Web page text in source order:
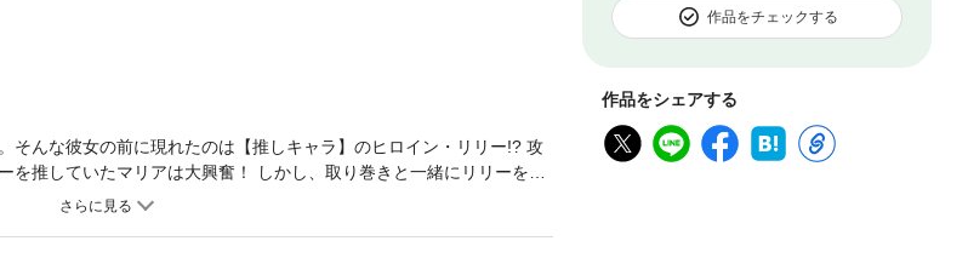
作品をチェックする
作品をシェアする
そんな彼女の前に現れたのは【推しキャラ】のヒロイン・リリー!? 攻
推していたマリアは大興奮！ しかし、取り巻きと一緒にリリーをい
嫌われキャラでこのままだと追放エンド…落ち込むマリアだった